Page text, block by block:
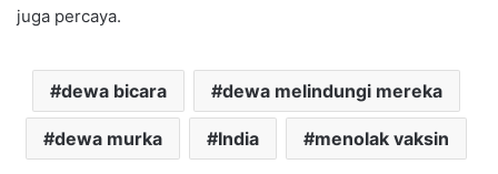
juga percaya.
dewa bicara dewa melindungi mereka
dewa murka India menolak vaksin